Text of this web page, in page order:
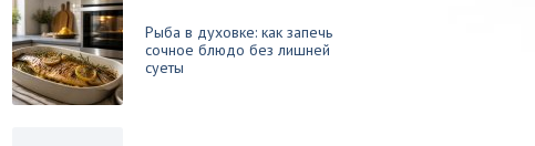
Рыба в духовке: как запечь
сочное блюдо без лишней
суеты